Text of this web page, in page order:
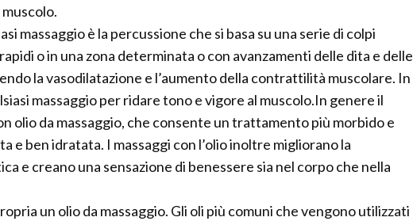
massaggio è la percussione che si basa su una serie di colpi
o in una zona determinata o con avanzamenti delle dita e delle
la vasodilatazione e l’aumento della contrattilità muscolare. In
massaggio per ridare tono e vigore al muscolo.In genere il
olio da massaggio, che consente un trattamento più morbido e
e ben idratata. I massaggi con l’olio inoltre migliorano la
e creano una sensazione di benessere sia nel corpo che nella
un olio da massaggio. Gli oli più comuni che vengono utilizzati